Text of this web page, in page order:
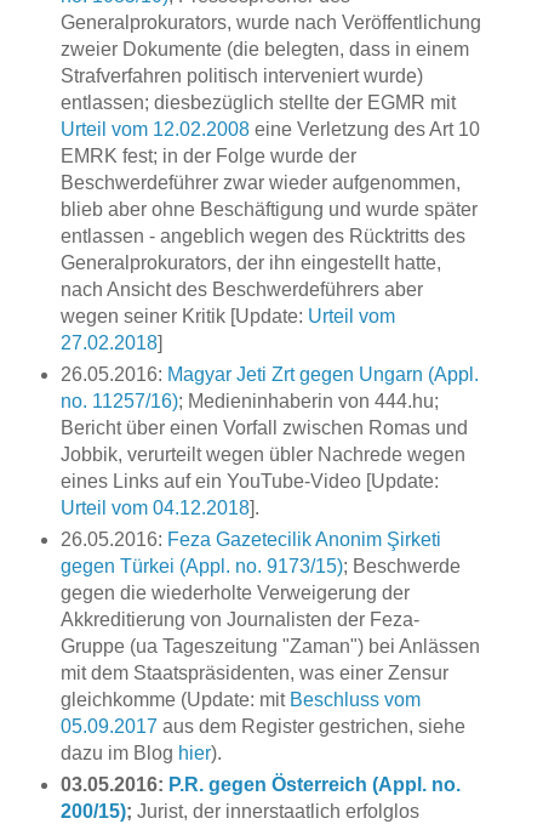
Generalprokurators, wurde nach Veröffentlichung
zweier Dokumente (die belegten, dass in einem
Strafverfahren politisch interveniert wurde)
entlassen; diesbezüglich stellte der EGMR mit
Urteil vom 12.02.2008eine Verletzung des Art 10
EMRK fest; in der Folge wurde der
Beschwerdeführer zwar wieder aufgenommen,
blieb aber ohne Beschäftigung und wurde später
entlassen - angeblich wegen des Rücktritts des
Generalprokurators, der ihn eingestellt hatte,
nach Ansicht des Beschwerdeführers aber
wegen seiner Kritik [Update: Urteil vom
27.02.2018]
26.05.2016: Magyar Jeti Zrt gegen Ungarn (Appl.
no. 11257/16); Medieninhaberin von 444.hu;
Bericht über einen Vorfall zwischen Romas und
Jobbik, verurteilt wegen übler Nachrede wegen
eines Links auf ein YouTube-Video [Update:
Urteil vom 04.12.2018].
26.05.2016: Feza Gazetecilik Anonim Şirketi
gegen Türkei (Appl. no. 9173/15); Beschwerde
gegen die wiederholte Verweigerung der
Akkreditierung von Journalisten der Feza-
Gruppe (ua Tageszeitung "Zaman") bei Anlässen
mit dem Staatspräsidenten, was einer Zensur
gleichkomme (Update: mit Beschluss vom
05.09.2017 aus dem Register gestrichen, siehe
dazu im Blog hier).
03.05.2016: P.R. gegen Österreich (Appl. no.
200/15); Jurist, der innerstaatlich erfolglos